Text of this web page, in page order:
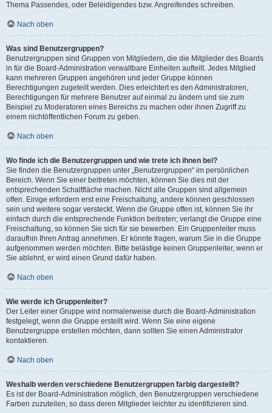
Thema Passendes, oder Beleidigendes bzw. Angreifendes schreiben.
Nach oben
Was sind Benutzergruppen?
Benutzergruppen sind Gruppen von Mitgliedern, die die Mitglieder des Boards
in für die Board-Administration verwaltbare Einheiten aufteilt. Jedes Mitglied
kann mehreren Gruppen angehören und jeder Gruppe können
Berechtigungen zugeteilt werden. Dies erleichtert es den Administratoren,
Berechtigungen für mehrere Benutzer auf einmal zu ändern und sie zum
Beispiel zu Moderatoren eines Bereichs zu machen oder ihnen Zugriff zu
einem nichtöffentlichen Forum zu geben.
Nach oben
Wo finde ich die Benutzergruppen und wie trete ich ihnen bei?
Sie finden die Benutzergruppen unter „Benutzergruppen“ im persönlichen
Bereich. Wenn Sie einer beitreten möchten, können Sie dies mit der
entsprechenden Schaltfläche machen. Nicht alle Gruppen sind allgemein
offen. Einige erfordern erst eine Freischaltung, andere können geschlossen
sein und weitere sogar versteckt. Wenn die Gruppe offen ist, können Sie ihr
einfach durch die entsprechende Funktion beitreten; verlangt die Gruppe eine
Freischaltung, so können Sie sich für sie bewerben. Ein Gruppenleiter muss
daraufhin Ihren Antrag annehmen. Er könnte fragen, warum Sie in die Gruppe
aufgenommen werden möchten. Bitte belästige keinen Gruppenleiter, wenn er
Sie ablehnt, er wird einen Grund dafür haben.
Nach oben
Wie werde ich Gruppenleiter?
Der Leiter einer Gruppe wird normalerweise durch die Board-Administration
festgelegt, wenn die Gruppe erstellt wird. Wenn Sie eine eigene
Benutzergruppe erstellen möchten, dann sollten Sie einen Administrator
kontaktieren.
Nach oben
Weshalb werden verschiedene Benutzergruppen farbig dargestellt?
Es ist der Board-Administration möglich, den Benutzergruppen verschiedene
Farben zuzuteilen, so dass deren Mitglieder leichter zu identifizieren sind.